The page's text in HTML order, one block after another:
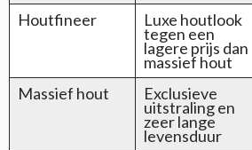
Houtfineer Luxe houtlook
tegen een
lagere prijs dan
massief hout
Massief hout Exclusieve
uitstraling en
zeer lange
levensduur